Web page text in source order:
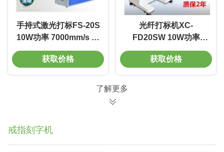
手持式激光打标FS-20S
10W功率 7000mm/s 重
复精度0.002mm 免维护
获取价格
光纤打标机XC-
FD20SW 10W功率
7000mm/s 重复精度
0.002mm 免维护
获取价格
了解更多
戒指刻字机